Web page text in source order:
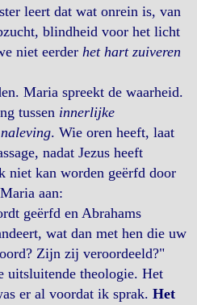
leert dat wat onrein is, van
blindheid voor het licht
niet eerder het hart zuiveren
Maria spreekt de waarheid.
tussen innerlijke
. Wie oren heeft, laat
nadat Jezus heeft
niet kan worden geërfd door
aan:
geërfd en Abrahams
wat dan met hen die uw
Zijn zij veroordeeld?"
uitsluitende theologie. Het
er al voordat ik sprak. Het